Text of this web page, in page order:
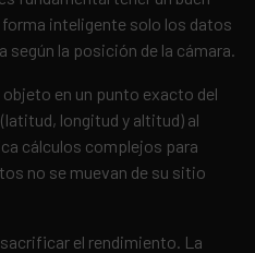
forma inteligente solo los datos
según la posición de la cámara.
en un punto exacto del
longitud y altitud) al
cálculos complejos para
no se muevan de su sitio
el rendimiento. La